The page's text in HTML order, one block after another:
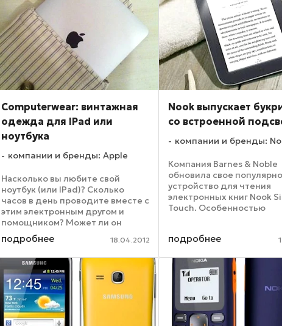
Computerwear: винтажная
одежда для IPad или
ноутбука
компании и бренды: Apple
Насколько вы любите свой
ноутбук (или IPad)? Сколько
часов в день проводите вместе с
этим электронным другом и
помощником? Может ли он
рассчитывать на ваши подарки и
заботу? Эти устройства обычно
недешевы, обходятся в
значительную денежную сумму,
и ...
подробнее 18.04.2012
Nook выпускает
со встроенной
компании и бренды:
Компания Barnes & Noble
обновила свое
устройство для чтения
электронных книг Nook
Touch. Особенностью
которая наверняка
чтения. Как ...
подробнее